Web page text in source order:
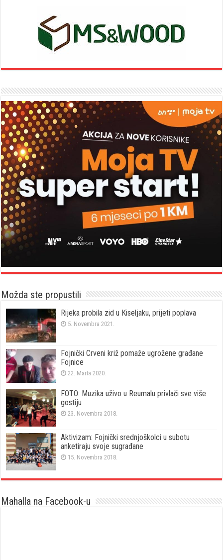
Možda ste propustili
Rijeka probila zid u Kiseljaku, prijeti poplava
5. Novembra 2021.
Fojnički Crveni križ pomaže ugrožene građane
Fojnice
22. Marta 2020.
FOTO: Muzika uživo u Reumalu privlači sve više
gostiju
23. Novembra 2018.
Aktivizam: Fojnički srednjoškolci u subotu
anketiraju svoje sugrađane
15. Novembra 2018.
Mahalla na Facebook-u